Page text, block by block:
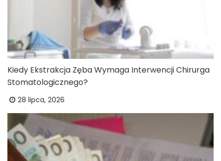
Kiedy Ekstrakcja Zęba Wymaga Interwencji Chirurga
Stomatologicznego?
28 lipca, 2026